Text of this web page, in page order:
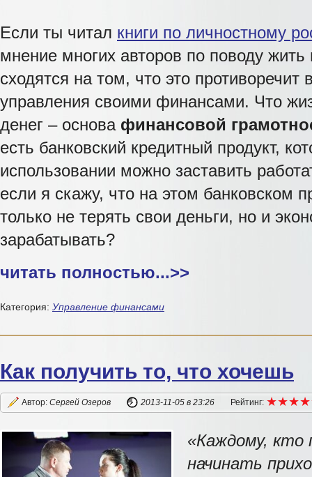
Если ты читал книги по личностному
мнение многих авторов по поводу жить
сходятся на том, что это противоречит
управления своими финансами. Что
денег – основа финансовой
есть банковский кредитный продукт,
использовании можно заставить
если я скажу, что на этом банковском
только не терять свои деньги, но и
зарабатывать?
читать полностью...>>
Категория: Управление финансами
Как получить то, что хочешь
Автор: Сергей Озеров 2013-11-05 в 23:26 Рейтинг: ★★★★
★★★★
«Каждому, кто
начинать